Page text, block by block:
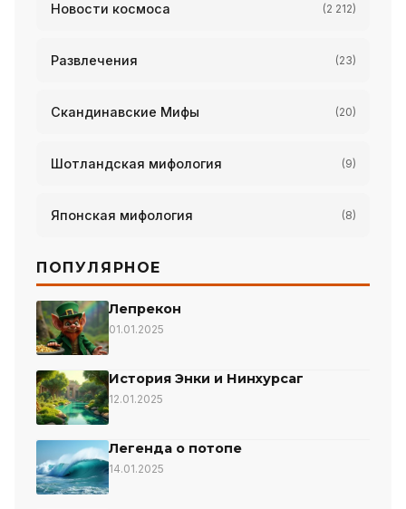
Новости космоса (2 212)
Развлечения (23)
Скандинавские Мифы (20)
Шотландская мифология (9)
Японская мифология (8)
ПОПУЛЯРНОЕ
Лепрекон
01.01.2025
История Энки и Нинхурсаг
12.01.2025
Легенда о потопе
14.01.2025